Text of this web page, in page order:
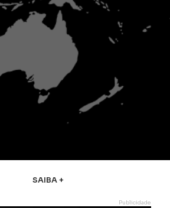
SAIBA +
Publicidade